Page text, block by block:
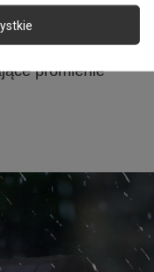
trybu
ustawienia
promienie